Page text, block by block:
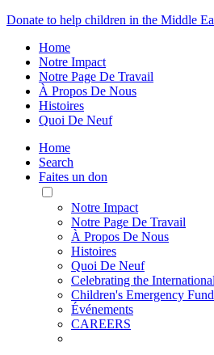
Donate to help children in the Middle
Home
Notre Impact
Notre Page De Travail
À Propos De Nous
Histoires
Quoi De Neuf
Home
Search
Faites un don
Toggle
Mobile
Menu
Notre Impact
Notre Page De Travail
À Propos De Nous
Histoires
Quoi De Neuf
Celebrating the
Children's Emergency Fund
Événements
CAREERS